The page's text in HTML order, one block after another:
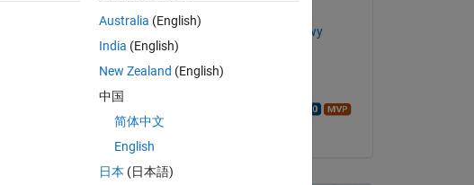
mohammed elmenshawy
el 22 de Dic. de 2016
el 22 de Dic. de 2016
Australia (English)
India (English)
New Zealand (English)
中国
简体中文
English
日本 (日本語)